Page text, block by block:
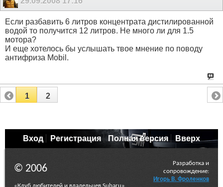
Если разбавить 6 литров концентрата дистилированной
водой то получится 12 литров. Не много ли для 1.5
мотора?
И еще хотелось бы услышать твое мнение по поводу
антифриза Mobil.
1 2
Вход Регистрация Полная версия Вверх
© 2006
Разработка и
сопровождение:
Игорь В. Фроленков